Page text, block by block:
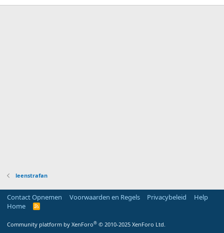
leenstrafan
Contact Opnemen Voorwaarden en Regels Privacybeleid
Help
Home
R
Community platform by XenForo® © 2010-2025 XenForo Ltd.